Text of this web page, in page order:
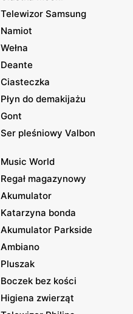
Telewizor Samsung
Namiot
Wełna
Deante
Ciasteczka
Płyn do demakijażu
Gont
Ser pleśniowy Valbon
Music World
Regał magazynowy
Akumulator
Katarzyna bonda
Akumulator Parkside
Ambiano
Pluszak
Boczek bez kości
Higiena zwierząt